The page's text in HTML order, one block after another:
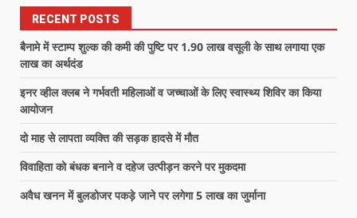
RECENT POSTS
बैनामे में स्टाम्प शुल्क की कमी की पुष्टि पर 1.90 लाख वसूली के साथ लगाया एक
लाख का अर्थदंड
इनर व्हील क्लब ने गर्भवती महिलाओं व जच्चाओं के लिए स्वास्थ्य शिविर का किया
आयोजन
दो माह से लापता व्यक्ति की सड़क हादसे में मौत
विवाहिता को बंधक बनाने व दहेज उत्पीड़न करने पर मुकदमा
अवैध खनन में बुलडोजर पकड़े जाने पर लगेगा 5 लाख का जुर्माना